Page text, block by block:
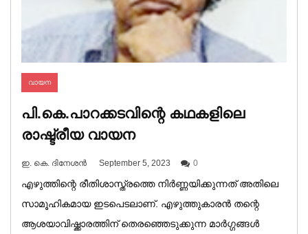
വായന
പി.കെ.പാറക്കടവിന്റെ കഥകളിലെ
രാഷ്ട്രീയ വായന
ഇ. കെ. ദിനേശൻ September 5, 2023 0
എഴുത്തിന്റെ രീതിശാസ്ത്രത്തെ നിർണ്ണയിക്കുന്നത് അതിലെ
സാമൂഹികമായ ഇടപെടലാണ്. എഴുത്തുകാരൻ തന്റെ
ആശയാവിഷ്ക്കാരത്തിന് തെരഞ്ഞെടുക്കുന്ന മാർഗ്ഗങ്ങൾ